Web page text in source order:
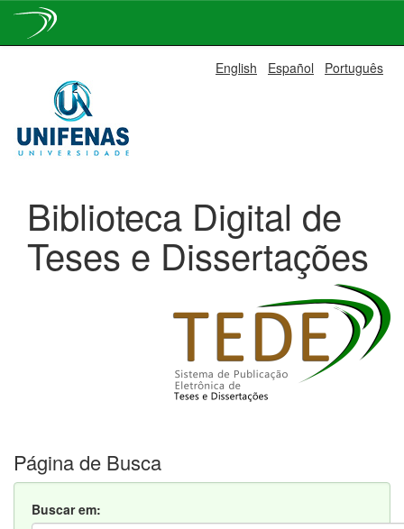
navigation
English Español Português
Biblioteca Digital de
Teses e Dissertações
Página de Busca
Buscar em: